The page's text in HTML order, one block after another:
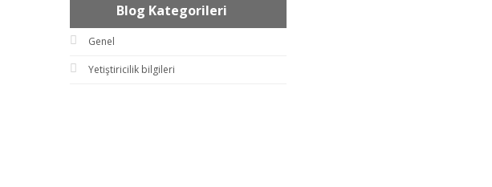
Blog Kategorileri
Genel
Yetiştiricilik bilgileri